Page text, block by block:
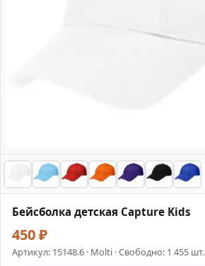
Бейсболка детская Capture Kids
450 ₽
Артикул: 15148.6 · Molti · Свободно: 1 455 шт.